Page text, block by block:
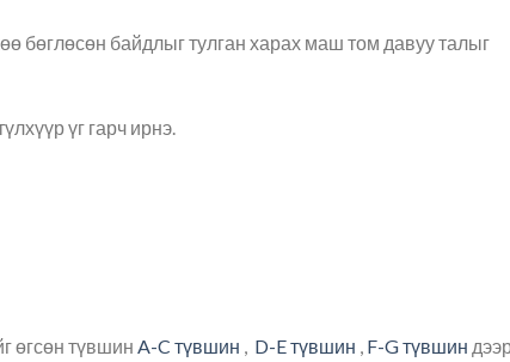
бөглөсөн байдлыг тулган харах маш том давуу талыг
үг гарч ирнэ.
өгсөн түвшин A-C түвшин D-E түвшин F-G түвшин